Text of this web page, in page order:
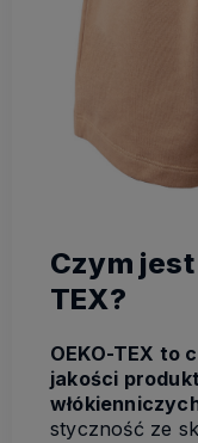
Czym
TEX?
OEKO-TEX to
jakości
styczność ze